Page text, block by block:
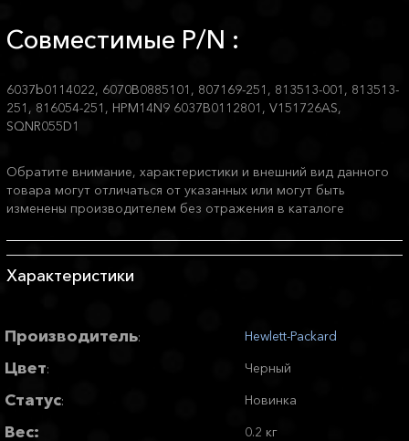
Совместимые P/N :
6037b0114022, 6070B0885101, 807169-251, 813513-001, 813513-
251, 816054-251, HPM14N9 6037B0112801, V151726AS,
SQNR055D1
Обратите внимание, характеристики и внешний вид данного
товара могут отличаться от указанных или могут быть
изменены производителем без отражения в каталоге
Характеристики
Производитель: Hewlett-Packard
Цвет: Черный
Статус: Новинка
Вес: 0.2 кг